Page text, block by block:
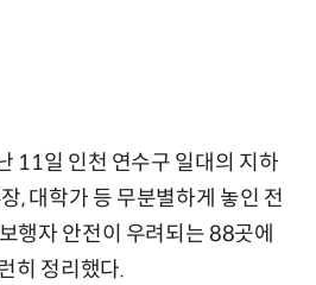
11일 인천 연수구 일대의 지하
, 대학가 등 무분별하게 놓인 전
행자 안전이 우려되는 88곳에
히 정리했다.